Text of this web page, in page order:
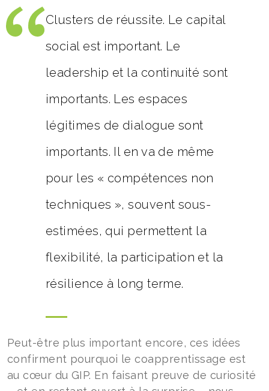
Clusters de réussite. Le capital
social est important. Le
leadership et la continuité sont
importants. Les espaces
légitimes de dialogue sont
importants. Il en va de même
pour les « compétences non
techniques », souvent sous-
estimées, qui permettent la
flexibilité, la participation et la
résilience à long terme.
Peut-être plus important encore, ces idées
confirment pourquoi le coapprentissage est
au cœur du GIP. En faisant preuve de curiosité